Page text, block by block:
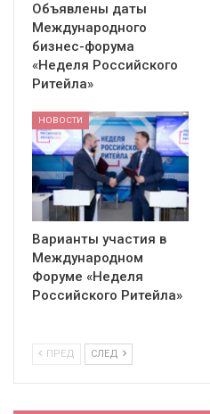
Объявлены даты
Международного
бизнес-форума
«Неделя Российского
Ритейла»
НОВОСТИ
Варианты участия в
Международном
Форуме «Неделя
Российского Ритейла»
ПРЕД СЛЕД